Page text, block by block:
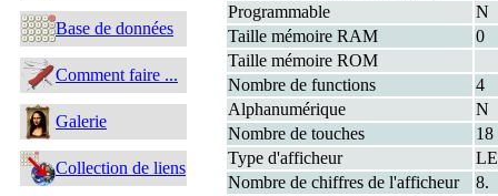
Base de données
Comment faire ...
Galerie
Collection de liens
Programmable
N
Taille mémoire RAM
0
Taille mémoire ROM
Nombre de functions
4
Alphanumérique
N
Nombre de touches
18
Type d'afficheur
Nombre de chiffres de l'afficheur
8.